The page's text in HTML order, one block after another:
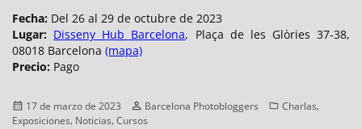
Fecha: Del 26 al 29 de octubre de 2023
Lugar: Disseny Hub Barcelona, Plaça de les Glòries 37-38,
08018 Barcelona (mapa)
Precio: Pago
Publicado
el
17 de marzo de 2023 Autor
Barcelona Photobloggers Categorías
Charlas,
Exposiciones, Noticias, Cursos